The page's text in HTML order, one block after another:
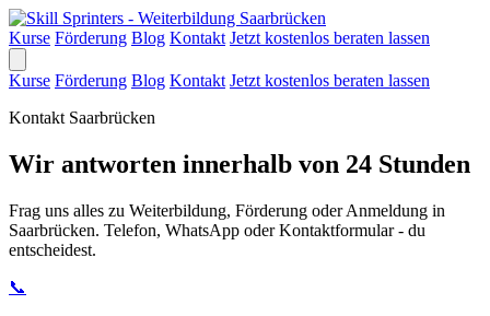
Kurse Förderung Blog Kontakt Jetzt kostenlos beraten lassen
Kurse Förderung Blog Kontakt Jetzt kostenlos beraten lassen
Kontakt Saarbrücken
Wir antworten innerhalb von 24 Stunden
Frag uns alles zu Weiterbildung, Förderung oder Anmeldung in
Saarbrücken. Telefon, WhatsApp oder Kontaktformular - du
entscheidest.
📞